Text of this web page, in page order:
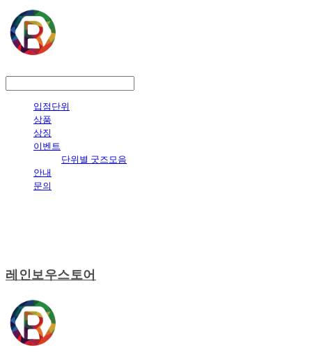
입점단위
상품
상징
이벤트
단위별 굿즈모음
안내
문의
레인보우스토어